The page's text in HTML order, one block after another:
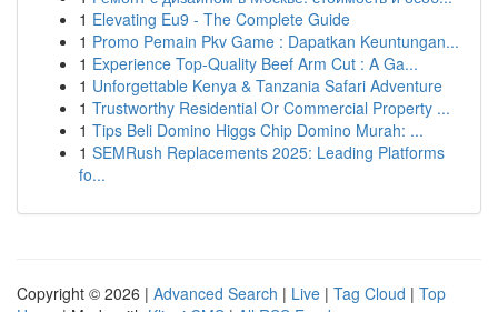
1 Elevating Eu9 - The Complete Guide
1 Promo Pemain Pkv Game : Dapatkan Keuntungan...
1 Experience Top-Quality Beef Arm Cut : A Ga...
1 Unforgettable Kenya & Tanzania Safari Adventure
1 Trustworthy Residential Or Commercial Property ...
1 Tips Beli Domino Higgs Chip Domino Murah: ...
1 SEMRush Replacements 2025: Leading Platforms
fo...
Copyright © 2026 | Advanced Search | Live | Tag Cloud | Top